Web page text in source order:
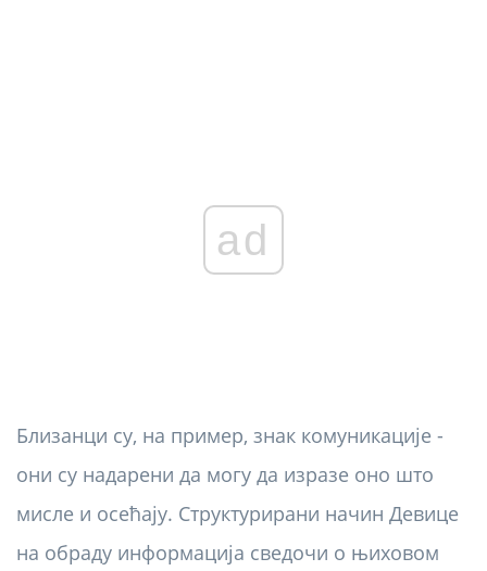
ad
Близанци су, на пример, знак комуникације -
они су надарени да могу да изразе оно што
мисле и осећају. Структурирани начин Девице
на обраду информација сведочи о њиховом